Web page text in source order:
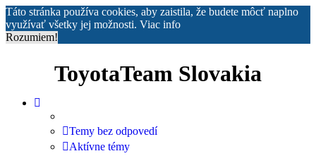
Táto stránka používa cookies, aby zaistila, že budete môcť naplno
využívať všetky jej možnosti. Viac info
Rozumiem!
ToyotaTeam Slovakia
Temy bez odpovedí
Aktívne témy